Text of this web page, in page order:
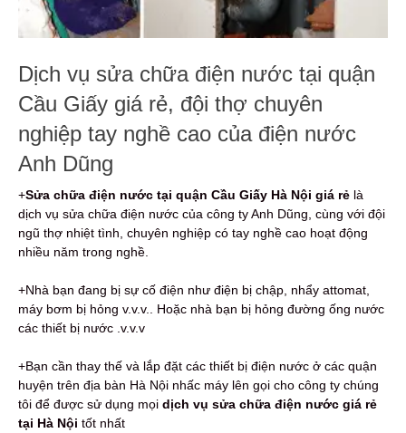
Dịch vụ sửa chữa điện nước tại quận
Cầu Giấy giá rẻ, đội thợ chuyên
nghiệp tay nghề cao của điện nước
Anh Dũng
+Sửa chữa điện nước tại quận Cầu Giấy Hà Nội giá rẻ là
dịch vụ sửa chữa điện nước của công ty Anh Dũng, cùng với đội
ngũ thợ nhiệt tình, chuyên nghiệp có tay nghề cao hoạt động
nhiều năm trong nghề.
+Nhà bạn đang bị sự cố điện như điện bị chập, nhẩy attomat,
máy bơm bị hỏng v.v.v.. Hoặc nhà bạn bị hỏng đường ống nước
các thiết bị nước .v.v.v
+Bạn cần thay thế và lắp đặt các thiết bị điện nước ở các quận
huyện trên địa bàn Hà Nội nhấc máy lên gọi cho công ty chúng
tôi để được sử dụng mọi dịch vụ sửa chữa điện nước giá rẻ
tại Hà Nội tốt nhất